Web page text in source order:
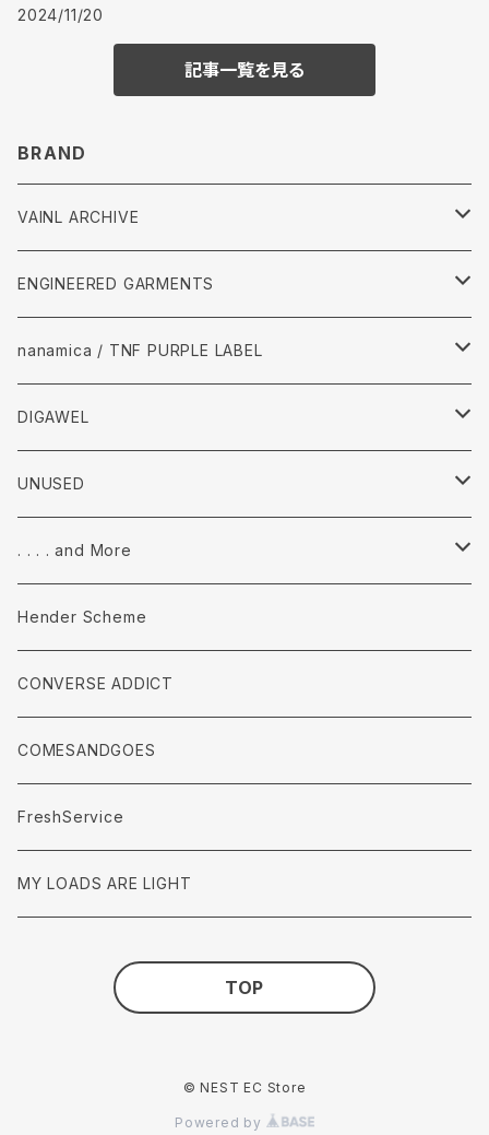
2024/11/20
記事一覧を見る
BRAND
VAINL ARCHIVE
Tops
Pants
accessories
ENGINEERED GARMENTS
Tops
Pants
accessories
nanamica / TNF PURPLE LABEL
Tops
pants
accessories
DIGAWEL
Tops
Pants
accessories
UNUSED
Tops
Pants
accessories
. . . . and More
Tops
Pants
accessories
Hender Scheme
CONVERSE ADDICT
COMESANDGOES
FreshService
MY LOADS ARE LIGHT
TOP
© NEST EC Store
Powered by